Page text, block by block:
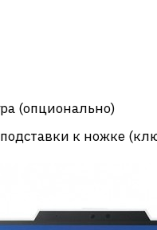
(опционально)
к ножке